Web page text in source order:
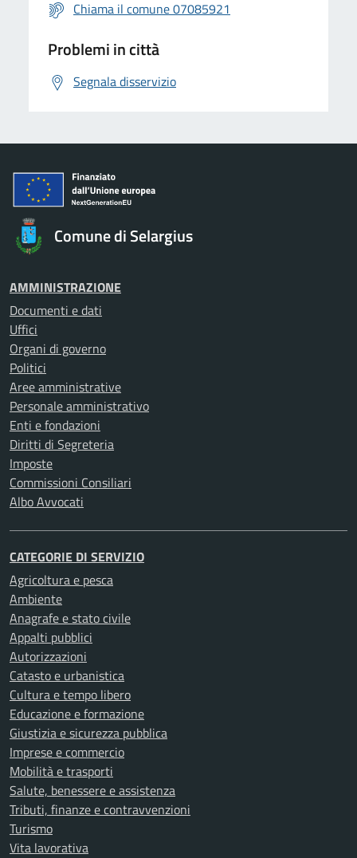
Chiama il comune 07085921
Problemi in città
Segnala disservizio
Comune di Selargius
AMMINISTRAZIONE
Documenti e dati
Uffici
Organi di governo
Politici
Aree amministrative
Personale amministrativo
Enti e fondazioni
Diritti di Segreteria
Imposte
Commissioni Consiliari
Albo Avvocati
CATEGORIE DI SERVIZIO
Agricoltura e pesca
Ambiente
Anagrafe e stato civile
Appalti pubblici
Autorizzazioni
Catasto e urbanistica
Cultura e tempo libero
Educazione e formazione
Giustizia e sicurezza pubblica
Imprese e commercio
Mobilità e trasporti
Salute, benessere e assistenza
Tributi, finanze e contravvenzioni
Turismo
Vita lavorativa